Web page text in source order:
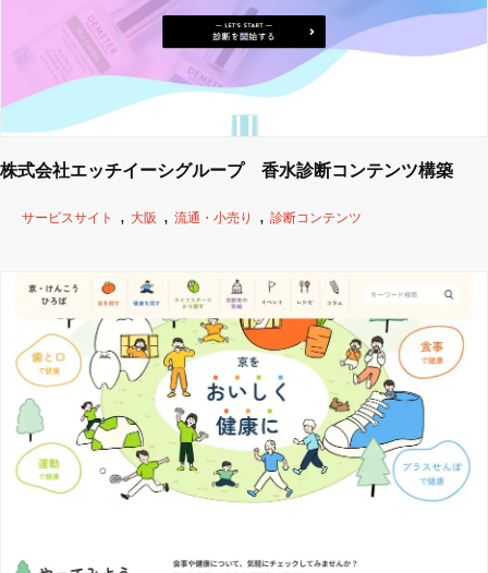
株式会社エッチイーシグループ 香水診断コンテンツ構築
サービスサイト 大阪 流通・小売り 診断コンテンツ